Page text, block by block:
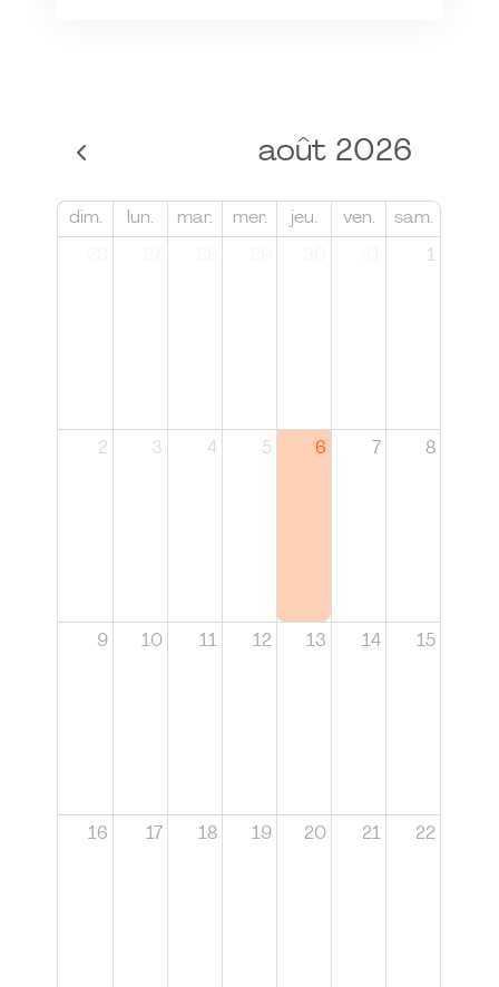
août 2026
dim. lun. mar. mer. jeu. ven. sam.
1
2 3 4 5 6 7 8
9 10 11 12 13 14 15
16 17 18 19 20 21 22